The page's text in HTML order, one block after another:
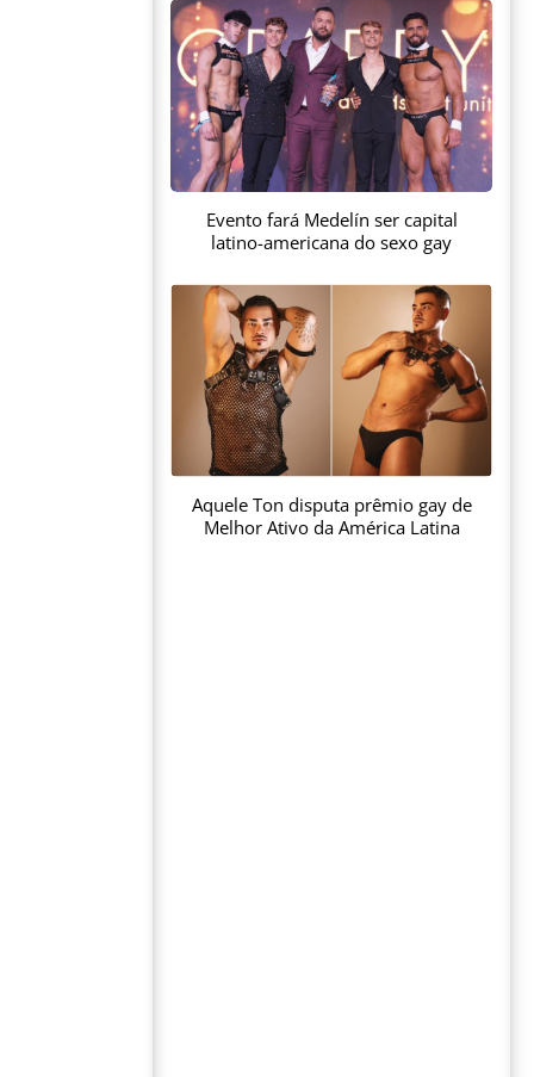
Evento fará Medelín ser capital
latino-americana do sexo gay
Aquele Ton disputa prêmio gay de
Melhor Ativo da América Latina